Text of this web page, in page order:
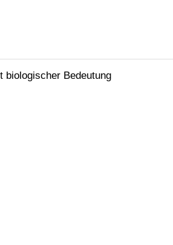
biologischer Bedeutung